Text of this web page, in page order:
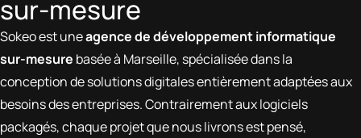
sur-mesure
Sokeo est uneagence de développement informatique
sur-mesure basée à Marseille, spécialisée dans la
conception de solutions digitales entièrement adaptées aux
besoins des entreprises. Contrairement aux logiciels
packagés, chaque projet que nous livrons est pensé,